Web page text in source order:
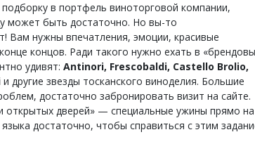
в портфель виноторговой компании,
может быть достаточно. Но вы-то
Вам нужны впечатления, эмоции, красивые
концов. Ради такого нужно ехать в
удивят: Antinori, Frescobaldi, Castello Brolio,
и другие звезды тосканского виноделия. Большие
достаточно забронировать визит на сайте.
открытых дверей» — специальные ужины прямо на
языка достаточно, чтобы справиться с этим